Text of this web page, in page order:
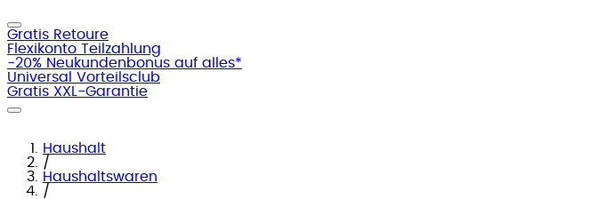
Gratis Retoure
Flexikonto Teilzahlung
-20% Neukundenbonus auf alles*
Universal Vorteilsclub
Gratis XXL-Garantie
Haushalt
/
Haushaltswaren
/